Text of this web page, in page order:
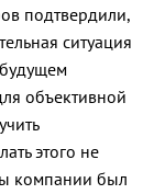
подтвердили,
ситуация
объективной
этого не
компании был